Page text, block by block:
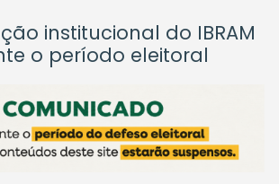
institucional do IBRAM
o período eleitoral